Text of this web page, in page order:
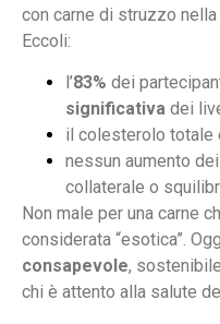
con carne di struzzo
Eccoli:
l’83% dei
significativa dei
il colesterolo totale
nessun aumento
collaterale o
Non male per una carne
considerata “esotica”.
consapevole,
chi è attento alla salute